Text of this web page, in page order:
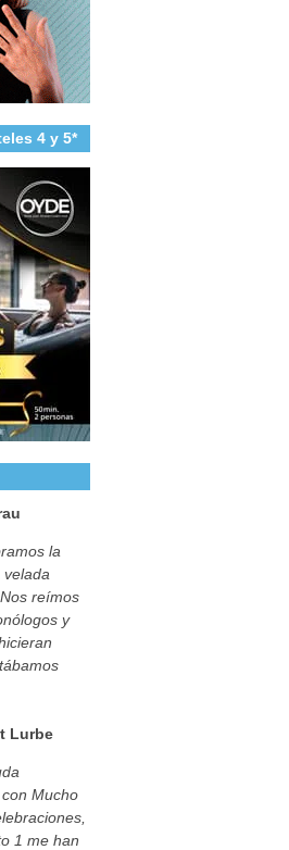
4 y 5*
la
velada
reímos
y
Lurbe
Mucho
1 me han